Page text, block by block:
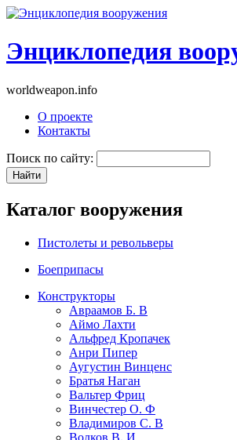
Энциклопедия
worldweapon.info
О проекте
Контакты
Поиск по сайту:
Каталог вооружения
Пистолеты и револьверы
Боеприпасы
Конструкторы
Авраамов Б. В
Аймо Лахти
Альфред Кропачек
Анри Пипер
Аугустин Винценс
Братья Наган
Вальтер Фриц
Винчестер О. Ф
Владимиров С. В
Волков В. И